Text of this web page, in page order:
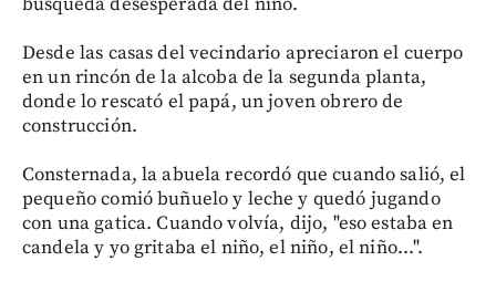
Desde las casas del vecindario apreciaron el cuerpo
en un rincón de la alcoba de la segunda planta,
donde lo rescató el papá, un joven obrero de
construcción.
Consternada, la abuela recordó que cuando salió, el
pequeño comió buñuelo y leche y quedó jugando
con una gatica. Cuando volvía, dijo, "eso estaba en
candela y yo gritaba el niño, el niño, el niño...".